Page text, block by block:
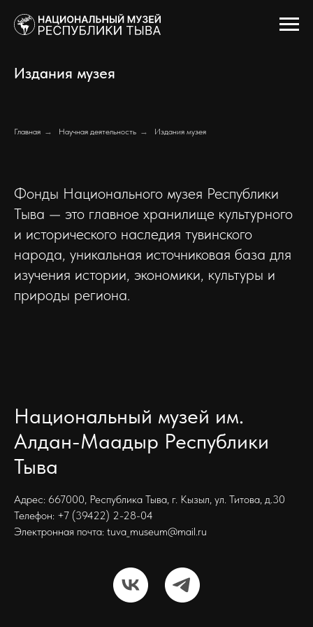
Издания музея
Главная → Научная деятельность → Издания музея
Фонды Национального музея Республики
Тыва — это главное хранилище культурного
и исторического наследия тувинского
народа, уникальная источниковая база для
изучения истории, экономики, культуры и
природы региона.
Национальный музей им.
Алдан-Маадыр Республики
Тыва
Адрес: 667000, Республика Тыва, г. Кызыл, ул. Титова, д.30
Телефон: +7 (39422) 2-28-04
Электронная почта: tuva_museum@mail.ru